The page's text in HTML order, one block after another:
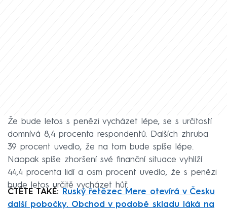
Že bude letos s penězi vycházet lépe, se s určitostí
domnívá 8,4 procenta respondentů. Dalších zhruba
39 procent uvedlo, že na tom bude spíše lépe.
Naopak spíše zhoršení své finanční situace vyhlíží
44,4 procenta lidí a osm procent uvedlo, že s penězi
bude letos určitě vycházet hůř.
ČTĚTE TAKÉ:
Ruský řetězec Mere otevírá v Česku
další pobočky. Obchod v podobě skladu láká na